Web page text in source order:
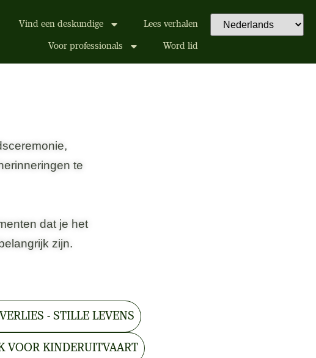
Vind een deskundige Lees verhalen
Voor professionals Word lid
te
dat je het
zijn.
- STILLE LEVENS
VOOR KINDERUITVAART